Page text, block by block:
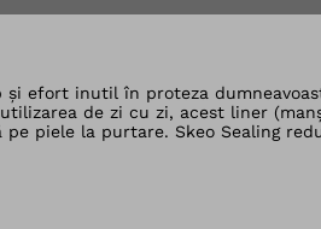
de
inutil în proteza
de zi cu zi, acest liner
piele la purtare. Skeo Sealing